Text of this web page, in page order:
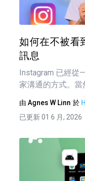
如何在不被看
訊息
Instagram 已經從
家溝通的方式。當
由 Agnes W Linn 於
已更新 01 6 月, 2026